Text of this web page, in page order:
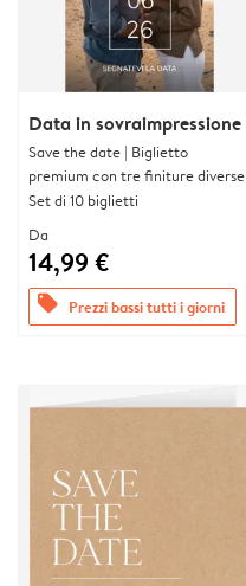
Data in sovraimpressione
Save the date | Biglietto
premium con tre finiture diverse
Set di 10 biglietti
Da
14,99 €
offers Prezzi bassi tutti i giorni